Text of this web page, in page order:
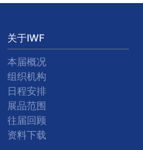
关于IWF
本届概况
组织机构
日程安排
展品范围
往届回顾
资料下载